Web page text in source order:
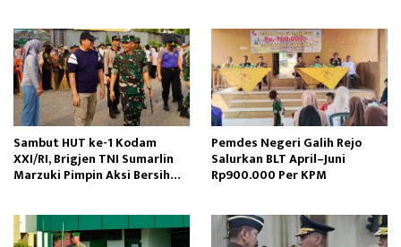
Sambut HUT ke-1 Kodam
XXI/RI, Brigjen TNI Sumarlin
Marzuki Pimpin Aksi Bersih
Pemdes Negeri Galih Rejo
Salurkan BLT April–Juni
Rp900.000 Per KPM